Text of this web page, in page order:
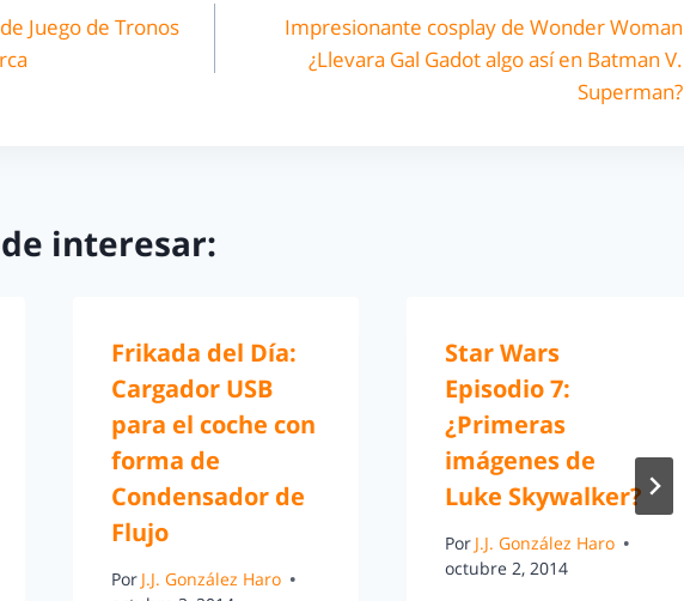
Juego de Tronos
Impresionante cosplay de Wonder Woman
¿Llevara Gal Gadot algo así en Batman V.
Superman?
interesar:
Frikada del Día:
Cargador USB
para el coche con
forma de
Condensador de
Flujo
Por J.J. González Haro
Star Wars
Episodio 7:
¿Primeras
imágenes de
Luke Skywalker?
Por J.J. González Haro
octubre 2, 2014